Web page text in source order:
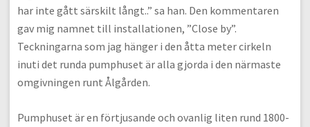
har inte gått särskilt långt..” sa han. Den kommentaren
gav mig namnet till installationen, ”Close by”.
Teckningarna som jag hänger i den åtta meter cirkeln
inuti det runda pumphuset är alla gjorda i den närmaste
omgivningen runt Ålgården.
Pumphuset är en förtjusande och ovanlig liten rund 1800-